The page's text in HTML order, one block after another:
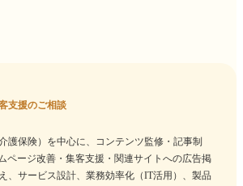
支援のご相談
護保険）を中心に、コンテンツ監修・記事制
ページ改善・集客支援・関連サイトへの広告掲
、サービス設計、業務効率化（IT活用）、製品